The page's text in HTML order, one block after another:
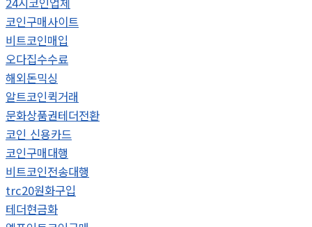
코인구매사이트
비트코인매입
오다집수수료
해외돈믹싱
알트코인퀵거래
문화상품권테더전환
코인 신용카드
코인구매대행
비트코인전송대행
trc20원화구입
테더현금화